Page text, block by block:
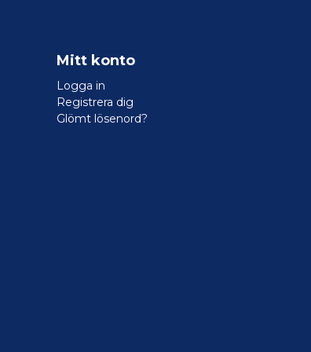
Mitt konto
Logga in
Registrera dig
Glömt lösenord?